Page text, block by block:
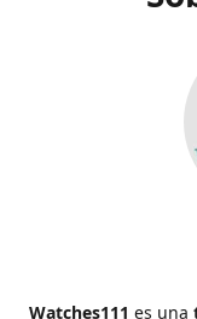
Watches111 es una